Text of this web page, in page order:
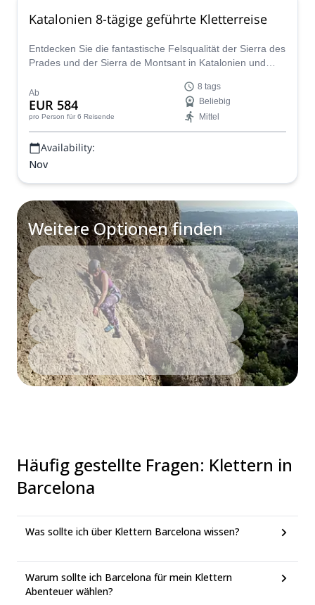
Katalonien 8-tägige geführte Kletterreise
Entdecken Sie die fantastische Felsqualität der Sierra des
Prades und der Sierra de Montsant in Katalonien und
IFMGA-zertifizierter Führer, nimmt Sie mit auf diese 8-
tägige Kletterreise.
Ab
EUR 584
pro Person für 6 Reisende
8 tags
Beliebig
Mittel
Availability:
Nov
Weitere Optionen finden
Häufig gestellte Fragen: Klettern in
Barcelona
Was sollte ich über Klettern Barcelona wissen?
Warum sollte ich Barcelona für mein Klettern
Abenteuer wählen?